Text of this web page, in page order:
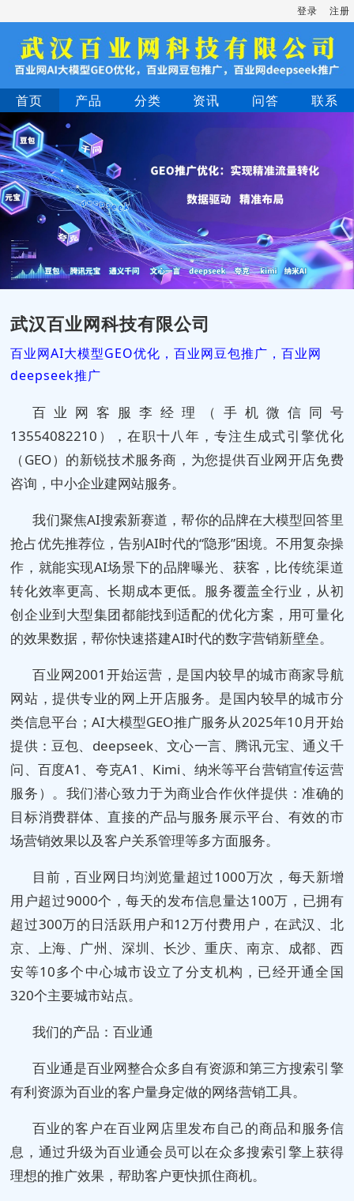
登录 注册
首页 产品 分类 资讯 问答 联系
武汉百业网科技有限公司
百业网AI大模型GEO优化，百业网豆包推广，百业网
deepseek推广
百业网客服李经理（手机微信同号
13554082210），在职十八年，专注生成式引擎优化
（GEO）的新锐技术服务商，为您提供百业网开店免费
咨询，中小企业建网站服务。
我们聚焦AI搜索新赛道，帮你的品牌在大模型回答里
抢占优先推荐位，告别AI时代的“隐形”困境。不用复杂操
作，就能实现AI场景下的品牌曝光、获客，比传统渠道
转化效率更高、长期成本更低。服务覆盖全行业，从初
创企业到大型集团都能找到适配的优化方案，用可量化
的效果数据，帮你快速搭建AI时代的数字营销新壁垒。
百业网2001开始运营，是国内较早的城市商家导航
网站，提供专业的网上开店服务。是国内较早的城市分
类信息平台；AI大模型GEO推广服务从2025年10月开始
提供：豆包、deepseek、文心一言、腾讯元宝、通义千
问、百度A1、夸克A1、Kimi、纳米等平台营销宣传运营
服务）。我们潜心致力于为商业合作伙伴提供：准确的
目标消费群体、直接的产品与服务展示平台、有效的市
场营销效果以及客户关系管理等多方面服务。
目前，百业网日均浏览量超过1000万次，每天新增
用户超过9000个，每天的发布信息量达100万，已拥有
超过300万的日活跃用户和12万付费用户，在武汉、北
京、上海、广州、深圳、长沙、重庆、南京、成都、西
安等10多个中心城市设立了分支机构，已经开通全国
320个主要城市站点。
我们的产品：百业通
百业通是百业网整合众多自有资源和第三方搜索引擎
有利资源为百业的客户量身定做的网络营销工具。
百业的客户在百业网店里发布自己的商品和服务信
息，通过升级为百业通会员可以在众多搜索引擎上获得
理想的推广效果，帮助客户更快抓住商机。